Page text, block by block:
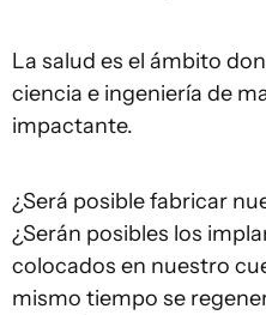
La salud es el ámbito
ciencia e ingeniería de
impactante.
¿Será posible fabricar
¿Serán posibles los
colocados en nuestro
mismo tiempo se